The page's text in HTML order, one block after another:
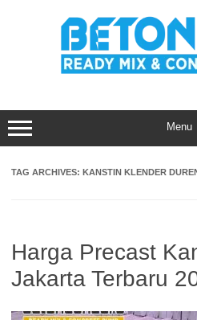
Menu
TAG ARCHIVES: KANSTIN KLENDER
Harga Precast
Jakarta Terbaru